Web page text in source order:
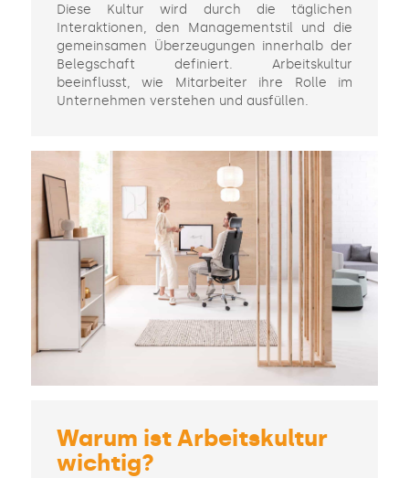
Diese Kultur wird durch die täglichen
Interaktionen, den Managementstil und die
gemeinsamen Überzeugungen innerhalb der
Belegschaft definiert. Arbeitskultur
beeinflusst, wie Mitarbeiter ihre Rolle im
Unternehmen verstehen und ausfüllen.
Warum ist Arbeitskultur
wichtig?